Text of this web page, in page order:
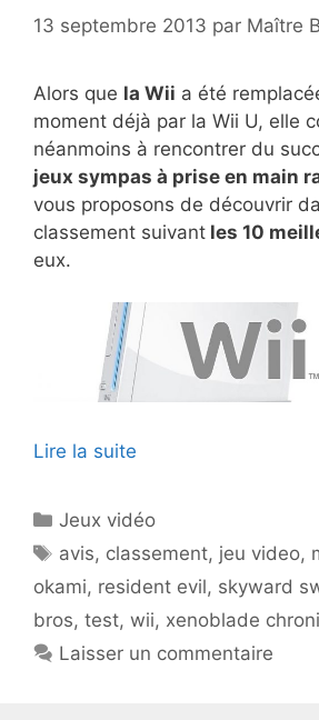
13 septembre 2013 par Maître
Alors que la Wii a été
moment déjà par la Wii U, elle
néanmoins à rencontrer du
jeux sympas à prise en main
vous proposons de découvrir
classement suivant les 10
eux.
Lire la suite
Catégories
Jeux vidéo
Étiquettes
avis, classement, jeu video,
okami, resident evil, skyward
bros, test, wii, xenoblade
Laisser un commentaire